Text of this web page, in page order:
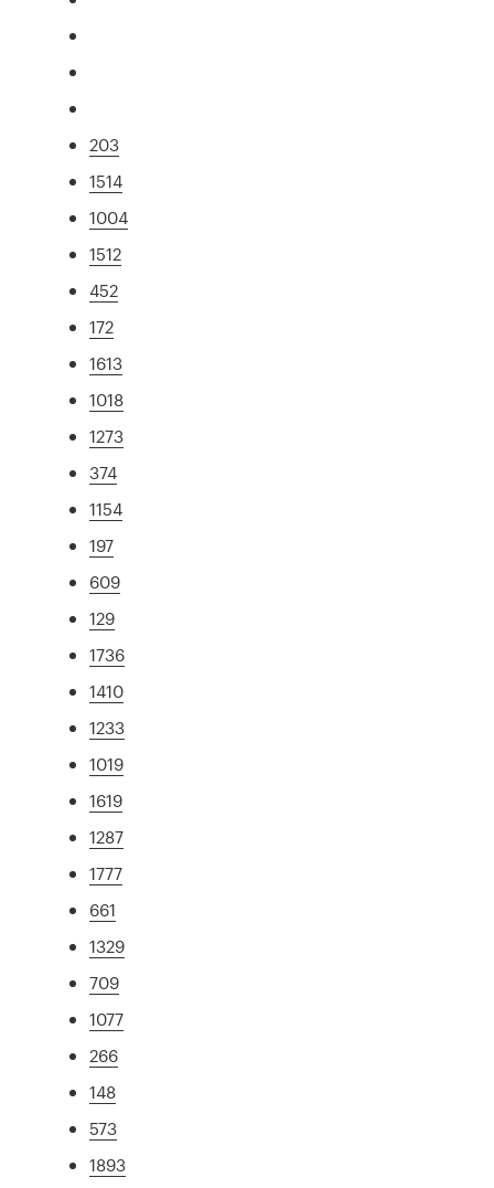
203
1514
1004
1512
452
172
1613
1018
1273
374
1154
197
609
129
1736
1410
1233
1019
1619
1287
1777
661
1329
709
1077
266
148
573
1893